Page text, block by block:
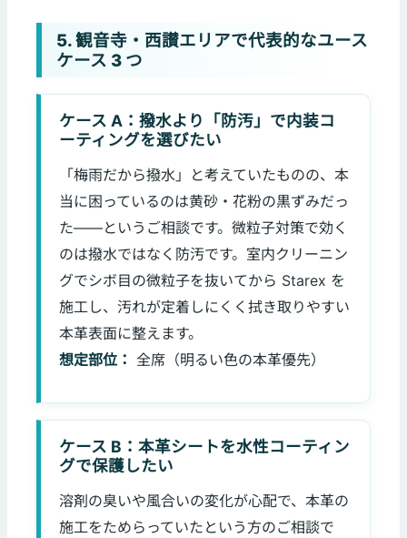
5. 観音寺・西讃エリアで代表的なユース
ケース 3 つ
ケース A：撥水より「防汚」で内装コ
ーティングを選びたい
「梅雨だから撥水」と考えていたものの、本
当に困っているのは黄砂・花粉の黒ずみだっ
た——というご相談です。微粒子対策で効く
のは撥水ではなく防汚です。室内クリーニン
グでシボ目の微粒子を抜いてから Starex を
施工し、汚れが定着しにくく拭き取りやすい
本革表面に整えます。
想定部位： 全席（明るい色の本革優先）
ケース B：本革シートを水性コーティン
グで保護したい
溶剤の臭いや風合いの変化が心配で、本革の
施工をためらっていたという方のご相談で